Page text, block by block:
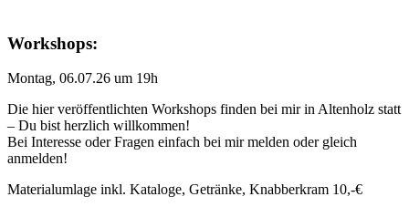
Workshops:
Montag, 06.07.26 um 19h
Die hier veröffentlichten Workshops finden bei mir in Altenholz statt
– Du bist herzlich willkommen!
Bei Interesse oder Fragen einfach bei mir melden oder gleich
anmelden!
Materialumlage inkl. Kataloge, Getränke, Knabberkram 10,-€